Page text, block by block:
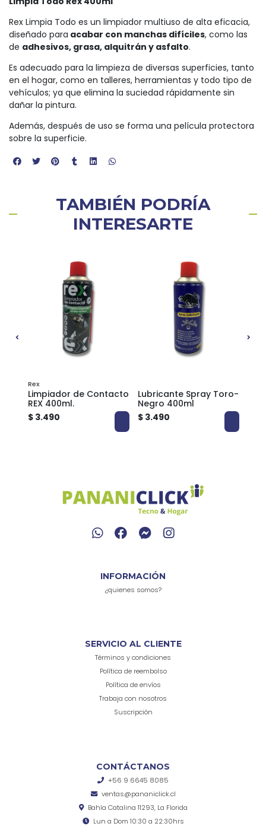
Rex Limpia Todo es un limpiador multiuso de alta eficacia,
diseñado para acabar con manchas difíciles, como las
de adhesivos, grasa, alquitrán y asfalto.
Es adecuado para la limpieza de diversas superficies, tanto
en el hogar, como en talleres, herramientas y todo tipo de
vehículos; ya que elimina la suciedad rápidamente sin
dañar la pintura.
Además, después de uso se forma una película protectora
sobre la superficie.
TAMBIÉN PODRÍA
INTERESARTE
Rex
Limpiador de Contacto
REX 400ml.
$ 3.490
Lubricante Spray Toro-
Negro 400ml
$ 3.490
INFORMACIÓN
¿quienes somos?
SERVICIO AL CLIENTE
Términos y condiciones
Política de reembolso
Política de envíos
Trabaja con nosotros
Suscripción
CONTÁCTANOS
+56 9 6645 8085
ventas@pananiclick.cl
Bahía Catalina 11293, La Florida
Lun a Dom 10:30 a 22:30hrs